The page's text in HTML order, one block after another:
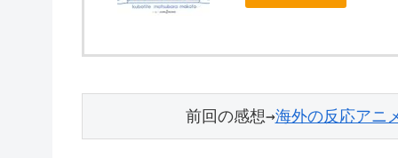
前回の感想→海外の反応アニ